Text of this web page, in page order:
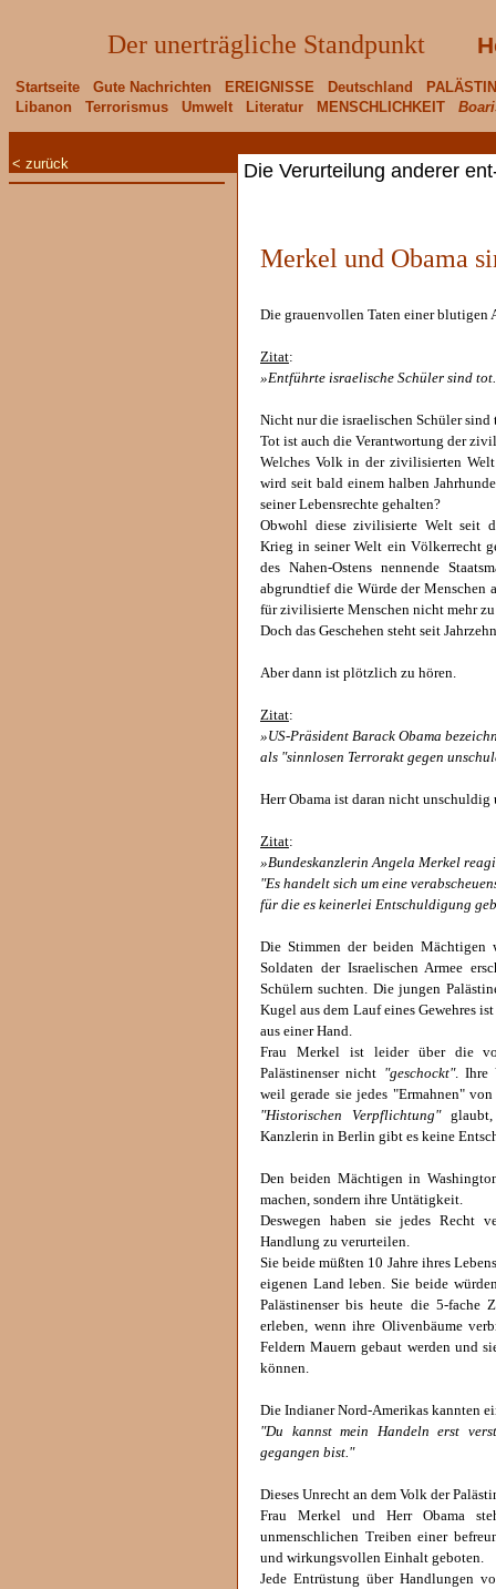
Der unerträgliche Standpunkt
Startseite Gute Nachrichten EREIGNISSE Deutschland
Libanon
Terrorismus Umwelt Literatur MENSCHLICHKEIT
< zurück Die Verurteilung anderer
Merkel und Obama
Die grauenvollen Taten einer blutigen
Zitat:
»Entführte israelische Schüler sind
Nicht nur die israelischen Schüler sind
Tot ist auch die Verantwortung der
Welches Volk in der zivilisierten
wird seit bald einem halben
seiner Lebensrechte gehalten?
Obwohl diese zivilisierte Welt seit
Krieg in seiner Welt ein Völkerrecht
des Nahen-Ostens nennende
abgrundtief die Würde der Menschen
für zivilisierte Menschen nicht mehr zu
Doch das Geschehen steht seit
Aber dann ist plötzlich zu hören.
Zitat:
»US-Präsident Barack Obama
als "sinnlosen Terrorakt gegen
Herr Obama ist daran nicht
Zitat:
»Bundeskanzlerin Angela Merkel
"Es handelt sich um eine
für die es keinerlei Entschuldigung
Die Stimmen der beiden Mächtigen
Soldaten der Israelischen Armee
Schülern suchten. Die jungen
Kugel aus dem Lauf eines Gewehres
aus einer Hand.
Frau Merkel ist leider über die
Palästinenser nicht "geschockt". Ihre
weil gerade sie jedes "Ermahnen"
"Historischen Verpflichtung"glaubt,
Kanzlerin in Berlin gibt es keine
Den beiden Mächtigen in
machen, sondern ihre Untätigkeit.
Deswegen haben sie jedes Recht
Handlung zu verurteilen.
Sie beide müßten 10 Jahre ihres
eigenen Land leben. Sie beide
Palästinenser bis heute die 5-fache
erleben, wenn ihre Olivenbäume
Feldern Mauern gebaut werden und
können.
Die Indianer Nord-Amerikas kannten
"Du kannst mein Handeln erst
gegangen bist."
Dieses Unrecht an dem Volk der
Frau Merkel und Herr Obama
unmenschlichen Treiben einer
und wirkungsvollen Einhalt geboten.
Jede Entrüstung über Handlungen